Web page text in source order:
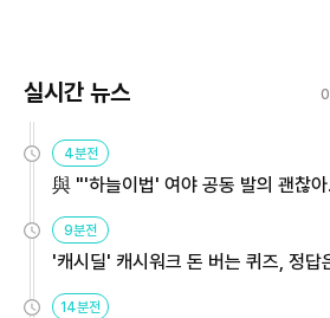
실시간 뉴스
4분전
與 "'하늘이법' 여야 공동 발의 괜찮
9분전
'캐시딜' 캐시워크 돈 버는 퀴즈, 정답
14분전